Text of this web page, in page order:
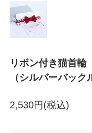
リボン付き猫首輪
（シルバーバック
2,530円(税込)